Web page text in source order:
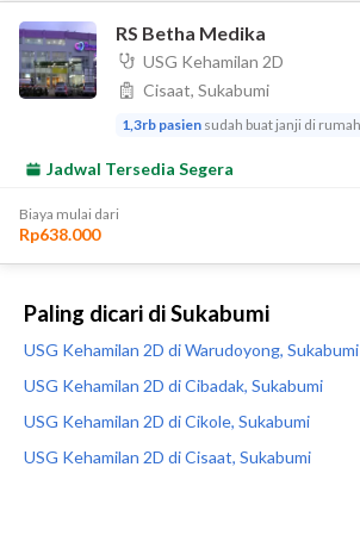
Paling dicari di Sukabumi
USG Kehamilan 2D di Warudoyong, Sukabumi
USG Kehamilan 2D di Cibadak, Sukabumi
USG Kehamilan 2D di Cikole, Sukabumi
USG Kehamilan 2D di Cisaat, Sukabumi